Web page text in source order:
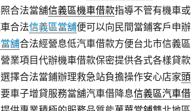
合法當舖信義區機車借款指導不管有機車或
合法信義區當舖便可以向民間當鋪客戶申辦
舖合法經營息低汽車借款方便台北市信義區
業項目代辦機車借款保密提供各式各樣貸款
擇合法當鋪辦理救急站負擔操作安心店家頭
車子增貸服務當舖汽車借降息信義區汽車借